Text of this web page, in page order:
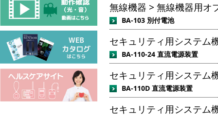
無線機器 > 無線機器用オ
BA-103 別付電池
セキュリティ用システム
BA-110-24 直流電源装置
セキュリティ用システム
BA-110D 直流電源装置
セキュリティ用システム